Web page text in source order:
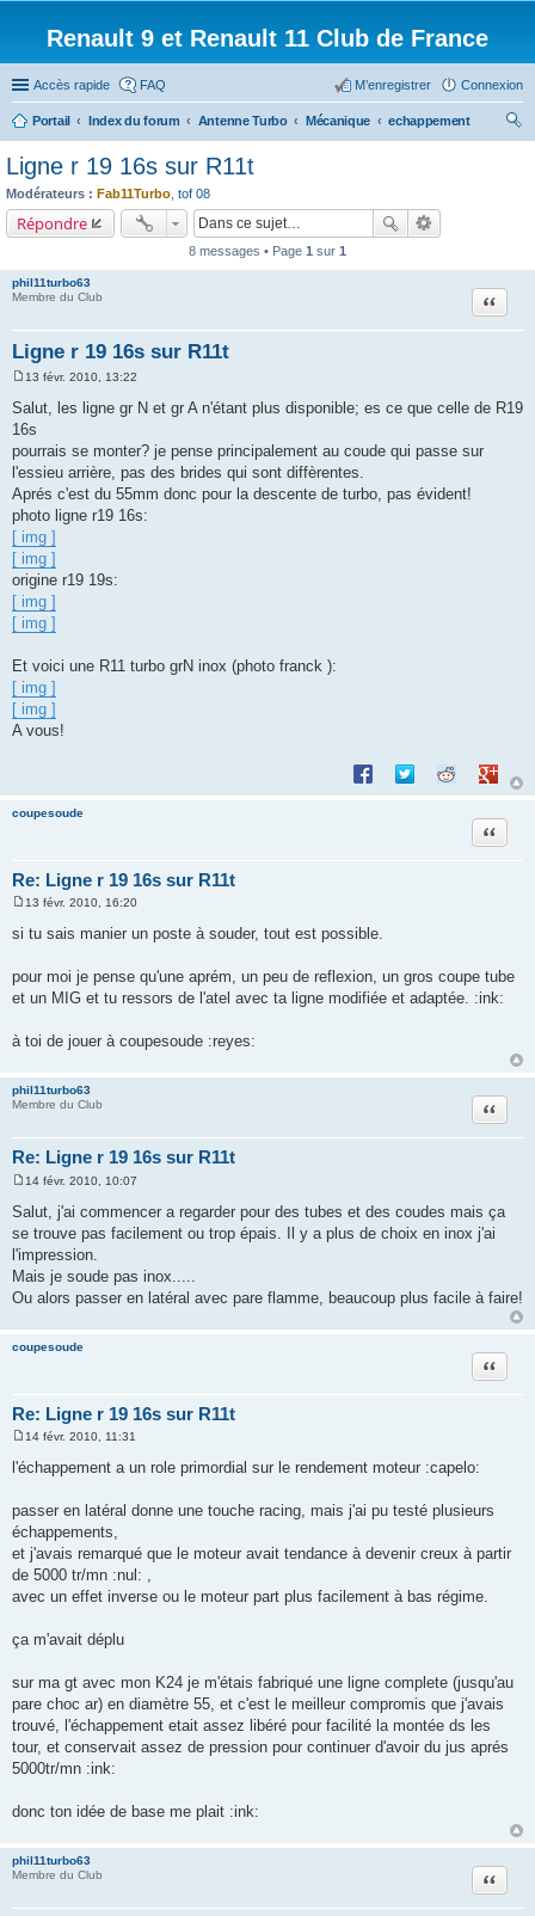
Renault 9 et Renault 11 Club de France
Accès rapide FAQ Connexion
M’enregistrer
Portail Index du forum Antenne Turbo Mécanique
echappement
Ligne r 19 16s sur R11t
Modérateurs : Fab11Turbo tof 08
Répondre
8 messages • Page 1 sur 1
phil11turbo63
Membre du Club
Ligne r 19 16s sur R11t
Citation
e
s
s
g
e
13 févr. 2010, 13:22
Salut, les ligne gr N et gr A n'étant plus disponible; es ce que celle de R19
16s
pourrais se monter? je pense principalement au coude qui passe sur
l'essieu arrière, pas des brides qui sont diffèrentes.
Aprés c'est du 55mm donc pour la descente de turbo, pas évident!
photo ligne r19 16s:
[ img ]
[ img ]
origine r19 19s:
[ img ]
[ img ]
Et voici une R11 turbo grN inox (photo franck ):
[ img ]
[ img ]
A vous!
Partager sur Facebook
Partager sur Twitter
Partager sur
coupesoude
Re: Ligne r 19 16s sur R11t
Citation
e
s
g
e
13 févr. 2010, 16:20
si tu sais manier un poste à souder, tout est possible.
pour moi je pense qu'une aprém, un peu de reflexion, un gros coupe tube
et un MIG et tu ressors de l'atel avec ta ligne modifiée et adaptée. :ink:
à toi de jouer à coupesoude :reyes:
phil11turbo63
Membre du Club
Re: Ligne r 19 16s sur R11t
Citation
e
s
s
g
e
14 févr. 2010, 10:07
Salut, j'ai commencer a regarder pour des tubes et des coudes mais ça
se trouve pas facilement ou trop épais. Il y a plus de choix en inox j'ai
l'impression.
Mais je soude pas inox.....
Ou alors passer en latéral avec pare flamme, beaucoup plus facile à faire!
coupesoude
Re: Ligne r 19 16s sur R11t
Citation
s
g
e
14 févr. 2010, 11:31
l'échappement a un role primordial sur le rendement moteur :capelo:
passer en latéral donne une touche racing, mais j'ai pu testé plusieurs
échappements,
et j'avais remarqué que le moteur avait tendance à devenir creux à partir
de 5000 tr/mn :nul: ,
avec un effet inverse ou le moteur part plus facilement à bas régime.
ça m'avait déplu
sur ma gt avec mon K24 je m'étais fabriqué une ligne complete (jusqu'au
pare choc ar) en diamètre 55, et c'est le meilleur compromis que j'avais
trouvé, l'échappement etait assez libéré pour facilité la montée ds les
tour, et conservait assez de pression pour continuer d'avoir du jus aprés
5000tr/mn :ink:
donc ton idée de base me plait :ink:
phil11turbo63
Membre du Club
Citation